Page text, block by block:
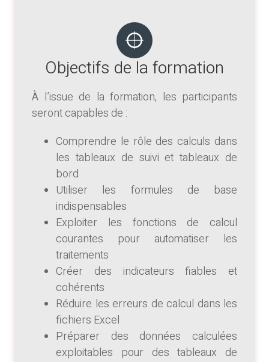
Objectifs de la formation
À l’issue de la formation, les participants
seront capables de :
Comprendre le rôle des calculs dans
les tableaux de suivi et tableaux de
bord
Utiliser les formules de base
indispensables
Exploiter les fonctions de calcul
courantes pour automatiser les
traitements
Créer des indicateurs fiables et
cohérents
Réduire les erreurs de calcul dans les
fichiers Excel
Préparer des données calculées
exploitables pour des tableaux de